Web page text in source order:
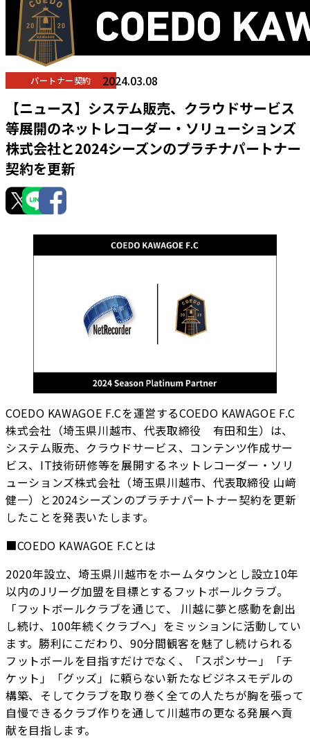
パートナー契約 2024.03.08
【ニュース】システム販売、クラウドサービス
等展開のネットレコーダー・ソリューションズ
株式会社と2024シーズンのプラチナパートナー
契約を更新
COEDO KAWAGOE F.Cを運営するCOEDO KAWAGOE F.C
株式会社（埼玉県川越市、代表取締役 有田和生）は、
システム販売、クラウドサービス、コンテンツ作成サー
ビス、IT技術研修等を展開するネットレコーダー・ソリ
ューションズ株式会社（埼玉県川越市、代表取締役 山﨑
健一）と2024シーズンのプラチナパートナー契約を更新
したことを発表いたします。
■COEDO KAWAGOE F.Cとは
2020年設立、埼玉県川越市をホームタウンとし設立10年
以内のJリーグ加盟を目標とするフットボールクラブ。
「フットボールクラブを通じて、 川越に夢と感動を創出
し続け、100年続くクラブへ」をミッションに活動してい
ます。勝利にこだわり、90分間観客を魅了し続けられる
フットボールを目指すだけでなく、「スポンサー」「チ
ケット」「グッズ」に頼らない新たなビジネスモデルの
構築、そしてクラブを取り巻く全ての人たちが胸を張って
自慢できるクラブ作りを通して川越市の更なる発展へ貢
献を目指します。